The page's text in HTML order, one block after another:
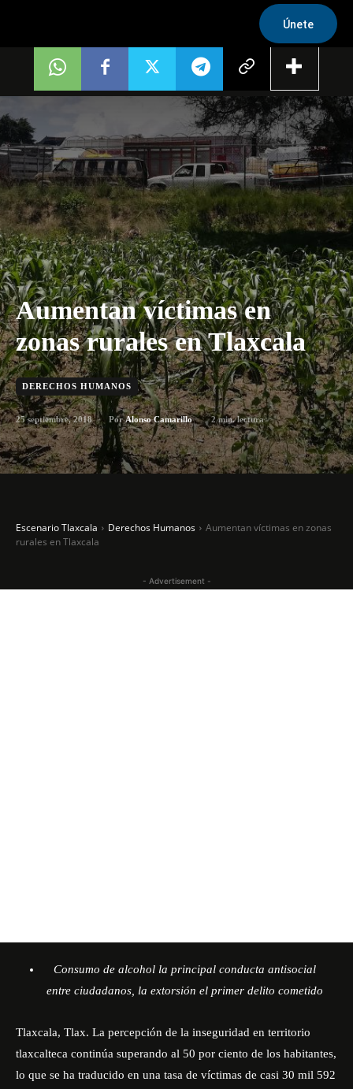
Únete
Aumentan víctimas en
zonas rurales en Tlaxcala
DERECHOS HUMANOS
25 septiembre, 2018 Por Alonso Camarillo 2min. lectura
Escenario Tlaxcala Derechos Humanos
Aumentan víctimas en zonas
rurales en Tlaxcala
- Advertisement -
Consumo de alcohol la principal conducta antisocial
entre ciudadanos, la extorsión el primer delito cometido
Tlaxcala, Tlax. La percepción de la inseguridad en territorio
tlaxcalteca continúa superando al 50 por ciento de los habitantes,
lo que se ha traducido en una tasa de víctimas de casi 30 mil 592